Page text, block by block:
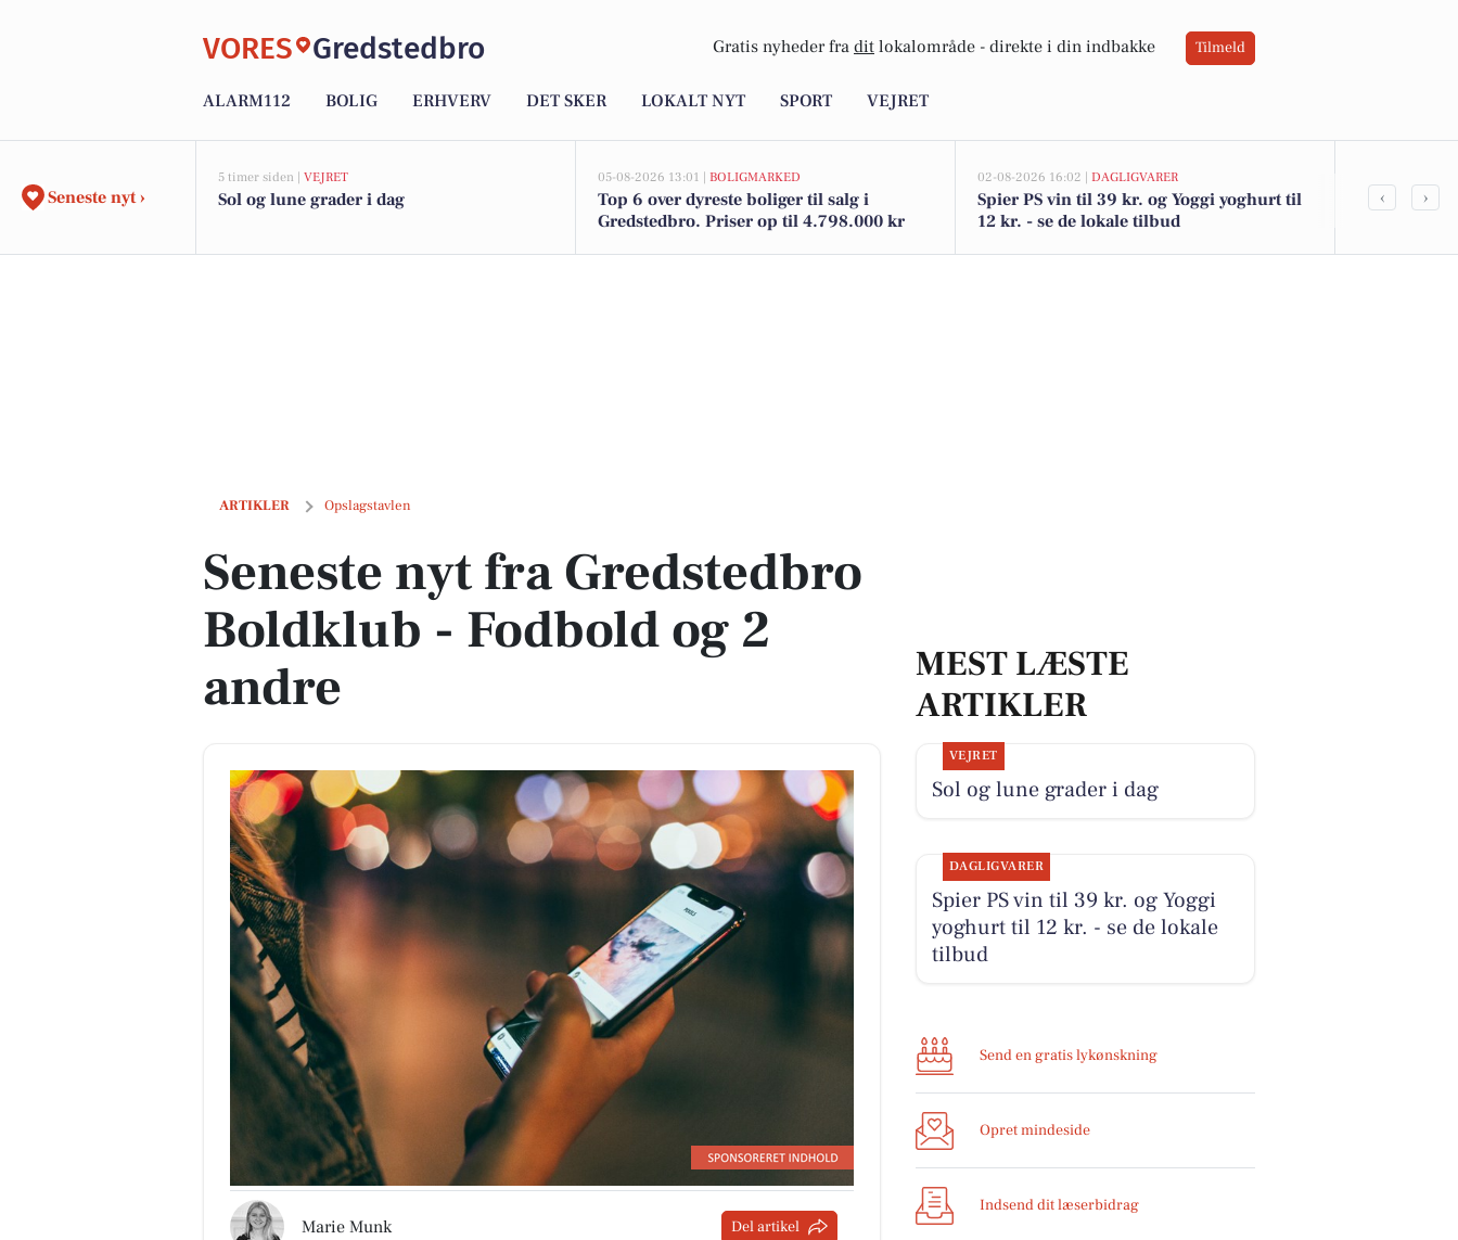
VORES Gredstedbro Gratis nyheder fra dit lokalområde - direkte i din indbakke Tilmeld
ALARM112 BOLIG ERHVERV DET SKER LOKALT NYT SPORT VEJRET
Seneste nyt ›
5 timer siden | VEJRET
Sol og lune grader i dag
05-08-2026 13:01 | BOLIGMARKED
Top 6 over dyreste boliger til salg i
Gredstedbro. Priser op til 4.798.000 kr
02-08-2026 16:02 | DAGLIGVARER
Spier PS vin til 39 kr. og Yoggi yoghurt til
12 kr. - se de lokale tilbud
‹ ›
ARTIKLER Opslagstavlen
Seneste nyt fra Gredstedbro Boldklub - Fodbold og 2 andre
Seneste nyt fra Gredstedbro
Boldklub - Fodbold og 2
andre
Marie Munk Del artikel
MEST LÆSTE
ARTIKLER
VEJRET
Sol og lune grader i dag
DAGLIGVARER
Spier PS vin til 39 kr. og Yoggi
yoghurt til 12 kr. - se de lokale
tilbud
Send en gratis lykønskning
Opret mindeside
Indsend dit læserbidrag